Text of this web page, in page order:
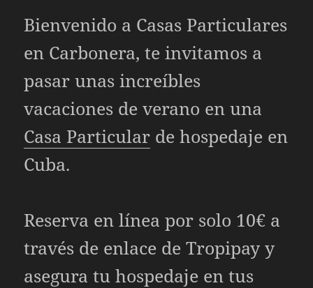
Bienvenido a Casas Particulares
en Carbonera, te invitamos a
pasar unas increíbles
vacaciones de verano en una
Casa Particular de hospedaje en
Cuba.
Reserva en línea por solo 10€ a
través de enlace de Tropipay y
asegura tu hospedaje en tus